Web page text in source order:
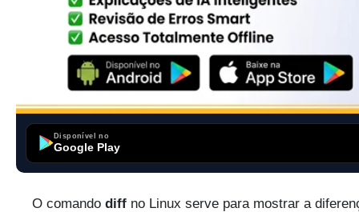
Disponível no
Google Play
O comando diff no Linux serve para mostrar a